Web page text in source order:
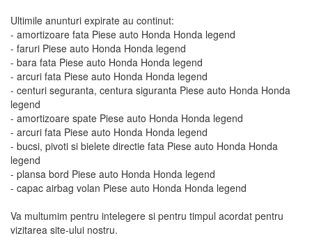
Ultimile anunturi expirate au continut:
- amortizoare fata Piese auto Honda Honda legend
- faruri Piese auto Honda Honda legend
- bara fata Piese auto Honda Honda legend
- arcuri fata Piese auto Honda Honda legend
- centuri seguranta, centura siguranta Piese auto Honda Honda
legend
- amortizoare spate Piese auto Honda Honda legend
- arcuri fata Piese auto Honda Honda legend
- bucsi, pivoti si bielete directie fata Piese auto Honda Honda
legend
- plansa bord Piese auto Honda Honda legend
- capac airbag volan Piese auto Honda Honda legend
Va multumim pentru intelegere si pentru timpul acordat pentru
vizitarea site-ului nostru.